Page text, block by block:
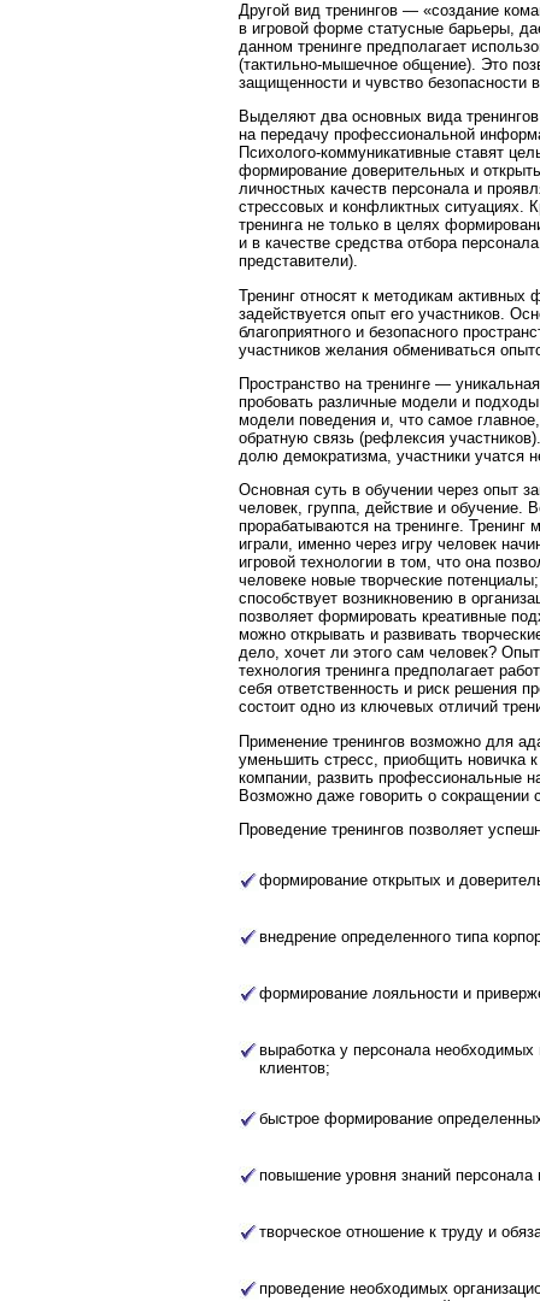
Другой вид тренингов — «создание
в игровой форме статусные барьеры,
данном тренинге предполагает
(тактильно-мышечное общение). Это
защищенности и чувство безопасности
Выделяют два основных вида
на передачу профессиональной
Психолого-коммуникативные ставят
формирование доверительных и
личностных качеств персонала и
стрессовых и конфликтных ситуациях.
тренинга не только в целях
и в качестве средства отбора
представители).
Тренинг относят к методикам активных
задействуется опыт его участников.
благоприятного и безопасного
участников желания обмениваться
Пространство на тренинге —
пробовать различные модели и
модели поведения и, что самое
обратную связь (рефлексия
долю демократизма, участники учатся
Основная суть в обучении через опыт
человек, группа, действие и обучение.
прорабатываются на тренинге. Тренинг
играли, именно через игру человек
игровой технологии в том, что она
человеке новые творческие
способствует возникновению в
позволяет формировать креативные
можно открывать и развивать
дело, хочет ли этого сам человек?
технология тренинга предполагает
себя ответственность и риск решения
состоит одно из ключевых отличий
Применение тренингов возможно для
уменьшить стресс, приобщить новичка
компании, развить профессиональные
Возможно даже говорить о сокращении
Проведение тренингов позволяет
формирование открытых и
внедрение определенного типа
формирование лояльности и
выработка у персонала
клиентов;
быстрое формирование
повышение уровня знаний
творческое отношение к труду и
проведение необходимых